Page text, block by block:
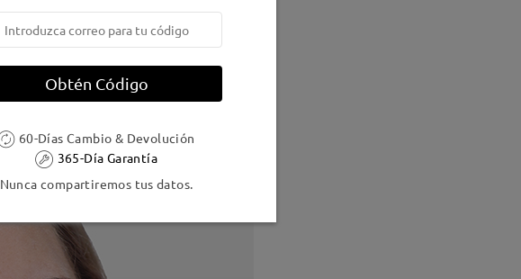
Obtén Código
60-Días Cambio & Devolución
365-Día Garantía
Nunca compartiremos tus datos.